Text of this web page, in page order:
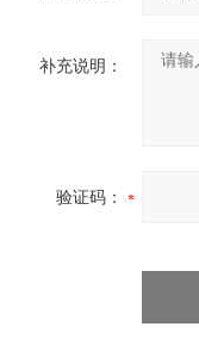
补充说明：
验证码：